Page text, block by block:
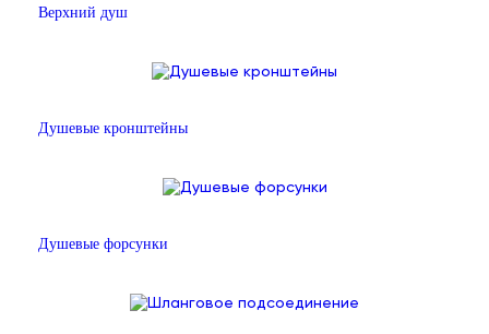
Верхний душ
Душевые кронштейны
Душевые форсунки